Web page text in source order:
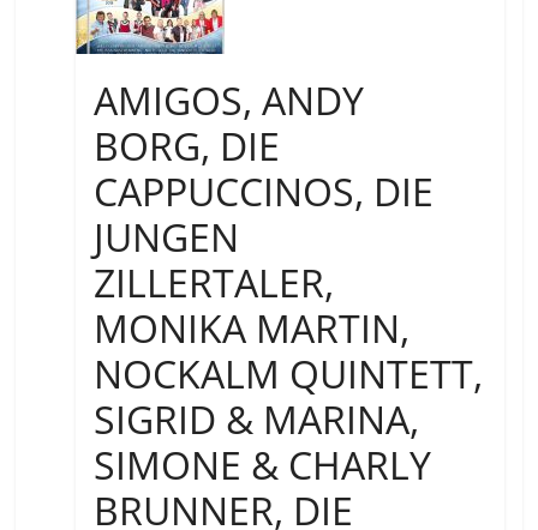
AMIGOS, ANDY
BORG, DIE
CAPPUCCINOS, DIE
JUNGEN
ZILLERTALER,
MONIKA MARTIN,
NOCKALM QUINTETT,
SIGRID & MARINA,
SIMONE & CHARLY
BRUNNER, DIE